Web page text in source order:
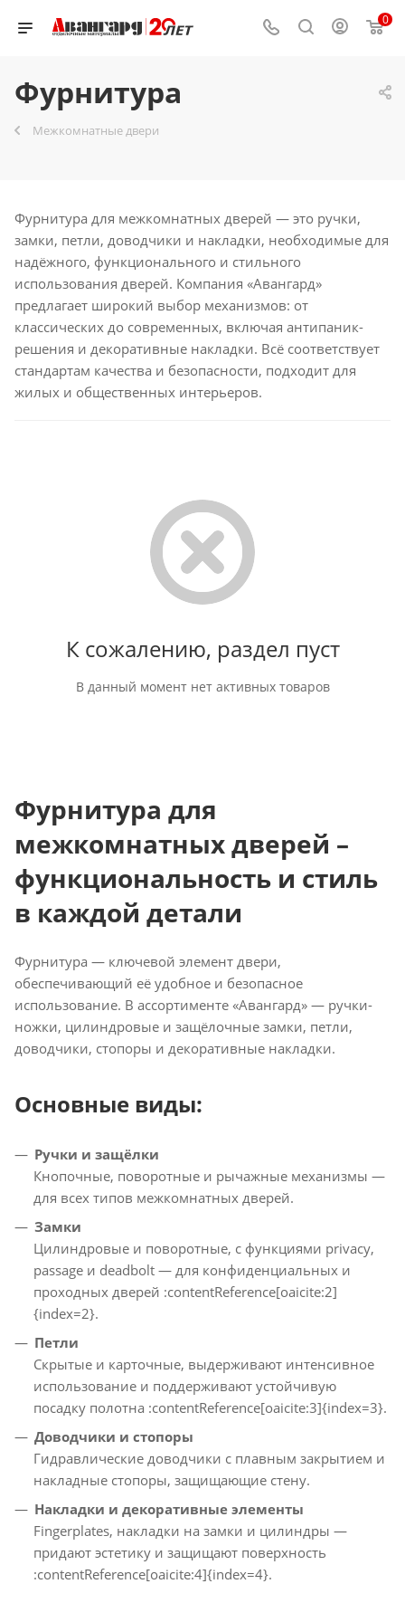
0
Фурнитура
Межкомнатные двери
Фурнитура для межкомнатных дверей — это ручки,
замки, петли, доводчики и накладки, необходимые для
надёжного, функционального и стильного
использования дверей. Компания «Авангард»
предлагает широкий выбор механизмов: от
классических до современных, включая антипаник-
решения и декоративные накладки. Всё соответствует
стандартам качества и безопасности, подходит для
жилых и общественных интерьеров.
К сожалению, раздел пуст
В данный момент нет активных товаров
Фурнитура для
межкомнатных дверей –
функциональность и стиль
в каждой детали
Фурнитура — ключевой элемент двери,
обеспечивающий её удобное и безопасное
использование. В ассортименте «Авангард» — ручки-
ножки, цилиндровые и защёлочные замки, петли,
доводчики, стопоры и декоративные накладки.
Основные виды:
Ручки и защёлки
Кнопочные, поворотные и рычажные механизмы —
для всех типов межкомнатных дверей.
Замки
Цилиндровые и поворотные, с функциями privacy,
passage и deadbolt — для конфиденциальных и
проходных дверей :contentReference[oaicite:2]
{index=2}.
Петли
Скрытые и карточные, выдерживают интенсивное
использование и поддерживают устойчивую
посадку полотна :contentReference[oaicite:3]{index=3}.
Доводчики и стопоры
Гидравлические доводчики с плавным закрытием и
накладные стопоры, защищающие стену.
Накладки и декоративные элементы
Fingerplates, накладки на замки и цилиндры —
придают эстетику и защищают поверхность
:contentReference[oaicite:4]{index=4}.